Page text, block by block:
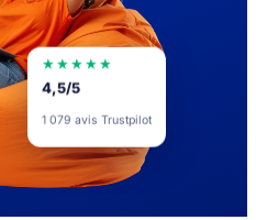
★★★★★
4,5/5
1 079 avis Trustpilot